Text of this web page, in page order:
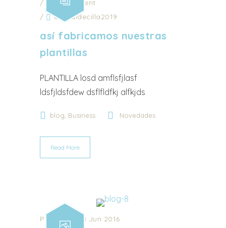
/
0 Comment
/
Ot_valdecilla2019
así fabricamos nuestras
plantillas
PLANTILLA losd amflsfjlasf
ldsfjldsfdew dsflfldfkj alfkjds
blog, Business Novedades
Read More
Posted on 18 Jun 2016